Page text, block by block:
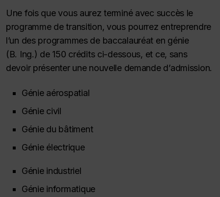
Une fois que vous aurez terminé avec succès le
programme de transition, vous pourrez entreprendre
l’un des programmes de baccalauréat en génie
(B. Ing.) de 150 crédits ci-dessous, et ce, sans
devoir présenter une nouvelle demande d’admission.
Génie aérospatial
Génie civil
Génie du bâtiment
Génie électrique
Génie industriel
Génie informatique